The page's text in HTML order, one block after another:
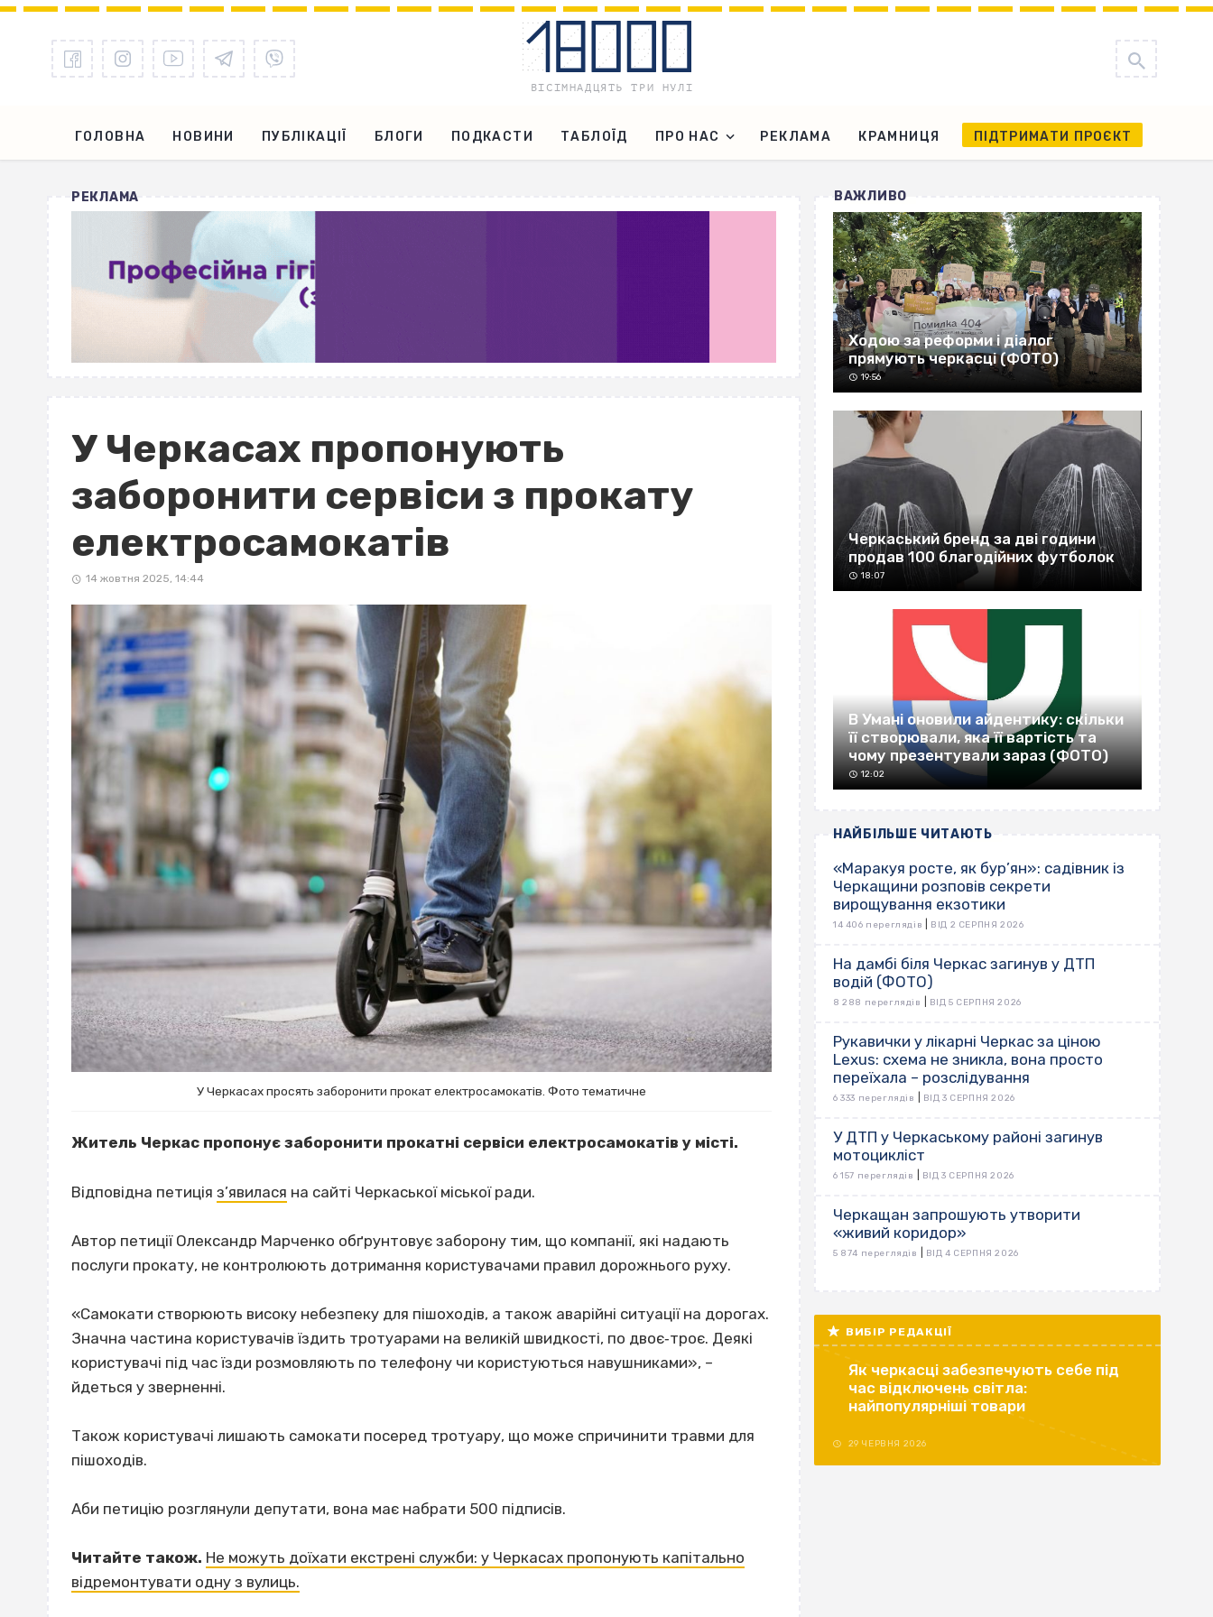
ГОЛОВНА НОВИНИ ПУБЛІКАЦІЇ БЛОГИ ПОДКАСТИ ТАБЛОЇД ПРО НАС РЕКЛАМА КРАМНИЦЯ ПІДТРИМАТИ ПРОЄКТ
РЕКЛАМА
У Черкасах пропонують
заборонити сервіси з прокату
електросамокатів
14 жовтня 2025, 14:44
У Черкасах просять заборонити прокат електросамокатів. Фото тематичне
Житель Черкас пропонує заборонити прокатні сервіси електросамокатів у місті.
Відповідна петиція з’явилася на сайті Черкаської міської ради.
Автор петиції Олександр Марченко обґрунтовує заборону тим, що компанії, які надають
послуги прокату, не контролюють дотримання користувачами правил дорожнього руху.
«Самокати створюють високу небезпеку для пішоходів, а також аварійні ситуації на дорогах.
Значна частина користувачів їздить тротуарами на великій швидкості, по двоє‐троє. Деякі
користувачі під час їзди розмовляють по телефону чи користуються навушниками», –
йдеться у зверненні.
Також користувачі лишають самокати посеред тротуару, що може спричинити травми для
пішоходів.
Аби петицію розглянули депутати, вона має набрати 500 підписів.
Читайте також. Не можуть доїхати екстрені служби: у Черкасах пропонують капітально
відремонтувати одну з вулиць.
ВАЖЛИВО
Ходою за реформи і діалог
прямують черкасці (ФОТО)
19:56
Черкаський бренд за дві години
продав 100 благодійних футболок
18:07
В Умані оновили айдентику: скільки
її створювали, яка її вартість та
чому презентували зараз (ФОТО)
12:02
НАЙБІЛЬШЕ ЧИТАЮТЬ
«Маракуя росте, як бур’ян»: садівник із
Черкащини розповів секрети
вирощування екзотики
14 406 переглядів ВІД 2 СЕРПНЯ 2026
На дамбі біля Черкас загинув у ДТП
водій (ФОТО)
8 288 переглядів ВІД 5 СЕРПНЯ 2026
Рукавички у лікарні Черкас за ціною
Lexus: схема не зникла, вона просто
переїхала – розслідування
6 333 переглядів ВІД 3 СЕРПНЯ 2026
У ДТП у Черкаському районі загинув
мотоцикліст
6 157 переглядів ВІД 3 СЕРПНЯ 2026
Черкащан запрошують утворити
«живий коридор»
5 874 переглядів ВІД 4 СЕРПНЯ 2026
ВИБІР РЕДАКЦІЇ
Як черкасці забезпечують себе під
час відключень світла:
найпопулярніші товари
29 ЧЕРВНЯ 2026